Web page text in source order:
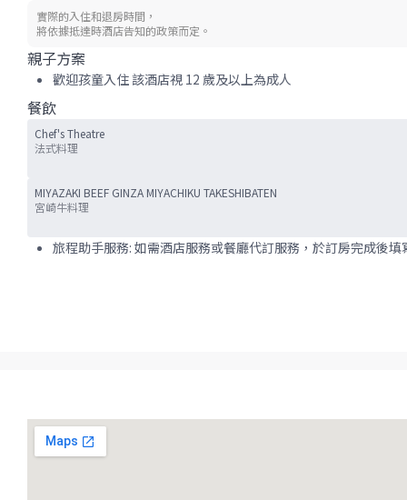
實際的入住和退房時間，
將依據抵達時酒店告知的政策而定。
親子方案
歡迎孩童入住 該酒店視 12 歲及以上為成人
餐飲
Chef's Theatre
法式料理
MIYAZAKI BEEF GINZA MIYACHIKU TAKESHIBATEN
宮崎牛料理
旅程助手服務: 如需酒店服務或餐廳代訂服務，於訂房完成後